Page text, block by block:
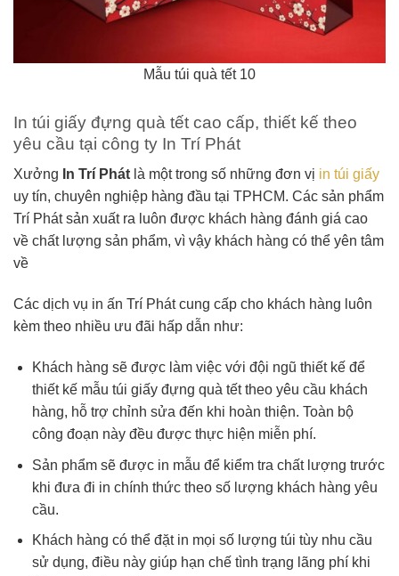
Mẫu túi quà tết 10
In túi giấy đựng quà tết cao cấp, thiết kế theo
yêu cầu tại công ty In Trí Phát
Xưởng In Trí Phát là một trong số những đơn vị in túi giấy
uy tín, chuyên nghiệp hàng đầu tại TPHCM. Các sản phẩm
Trí Phát sản xuất ra luôn được khách hàng đánh giá cao
về chất lượng sản phẩm, vì vậy khách hàng có thể yên tâm
về
Các dịch vụ in ấn Trí Phát cung cấp cho khách hàng luôn
kèm theo nhiều ưu đãi hấp dẫn như:
Khách hàng sẽ được làm việc với đội ngũ thiết kế để
thiết kế mẫu túi giấy đựng quà tết theo yêu cầu khách
hàng, hỗ trợ chỉnh sửa đến khi hoàn thiện. Toàn bộ
công đoạn này đều được thực hiện miễn phí.
Sản phẩm sẽ được in mẫu để kiểm tra chất lượng trước
khi đưa đi in chính thức theo số lượng khách hàng yêu
cầu.
Khách hàng có thể đặt in mọi số lượng túi tùy nhu cầu
sử dụng, điều này giúp hạn chế tình trạng lãng phí khi